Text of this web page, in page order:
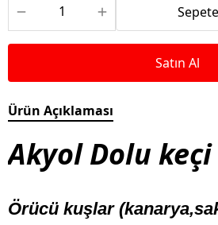
Satın Al
Ürün Açıklaması
Akyol Dolu keçi
Örücü kuşlar